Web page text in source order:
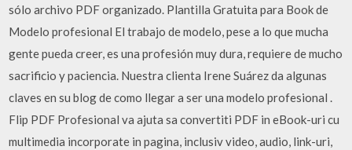
sólo archivo PDF organizado. Plantilla Gratuita para Book de
Modelo profesional El trabajo de modelo, pese a lo que mucha
gente pueda creer, es una profesión muy dura, requiere de mucho
sacrificio y paciencia. Nuestra clienta Irene Suárez da algunas
claves en su blog de como llegar a ser una modelo profesional .
Flip PDF Profesional va ajuta sa convertiti PDF in eBook-uri cu
multimedia incorporate in pagina, inclusiv video, audio, link-uri,